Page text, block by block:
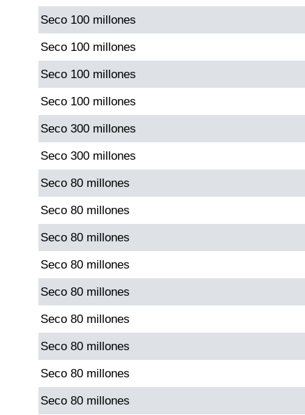
Chontico Día
Chontico Noche
Culona día
Culona noche
Dorado Mañana
Dorado Tarde
Dorado Noche
Fantástica Día
Fantástica Noche
Motilon Tarde
Seco 100 millones
Seco 100 millones
Seco 100 millones
Seco 100 millones
Seco 300 millones
Seco 300 millones
Seco 80 millones
Seco 80 millones
Seco 80 millones
Seco 80 millones
Seco 80 millones
Seco 80 millones
Seco 80 millones
Seco 80 millones
Seco 80 millones